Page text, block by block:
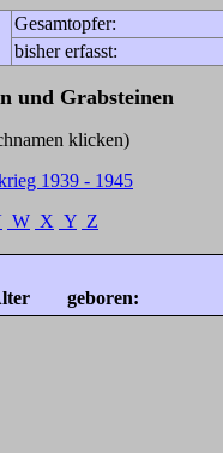
Gesamtopfer:
bisher erfasst:
und Grabsteinen
klicken)
1939 - 1945
W X Y Z
geboren: